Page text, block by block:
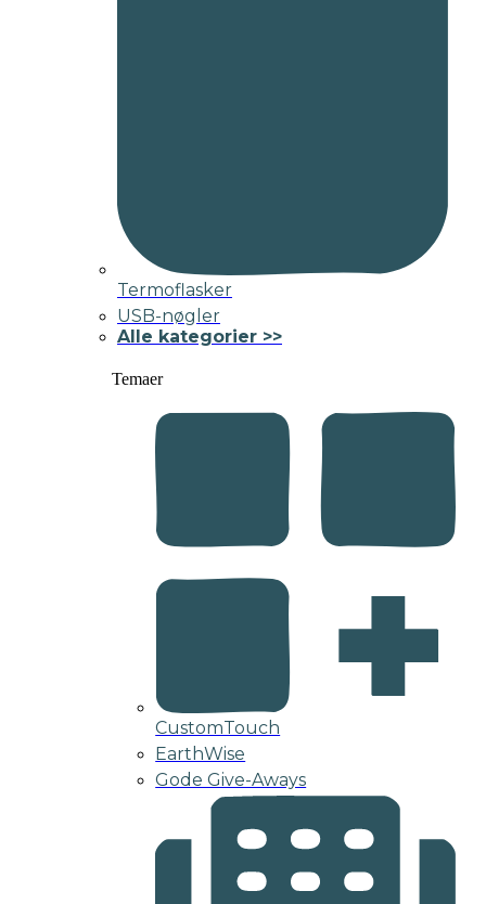
Termoflasker
USB-nøgler
Alle kategorier >>
Temaer
CustomTouch
EarthWise
Gode Give-Aways